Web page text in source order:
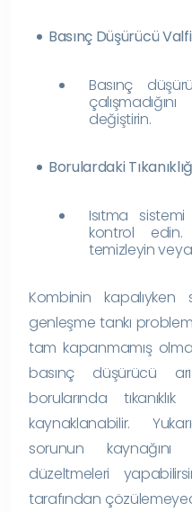
Basınç Düşürücü
Basınç
değiştirin.
Borulardaki
Isıtma
kontrol edin.
temizleyin
Kombinin kapalıyken
genleşme tankı
tam kapanmamış
basınç düşürücü
borularında
kaynaklanabilir.
sorunun
düzeltmeleri
tarafından